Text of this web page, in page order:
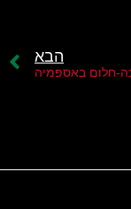
הבא
חלום באספמיה